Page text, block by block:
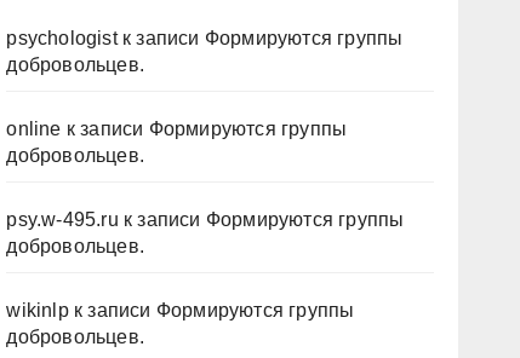
psychologistк записи Формируются группы
добровольцев.
online к записи Формируются группы
добровольцев.
psy.w-495.ru к записи Формируются группы
добровольцев.
wikinlpк записи Формируются группы
добровольцев.